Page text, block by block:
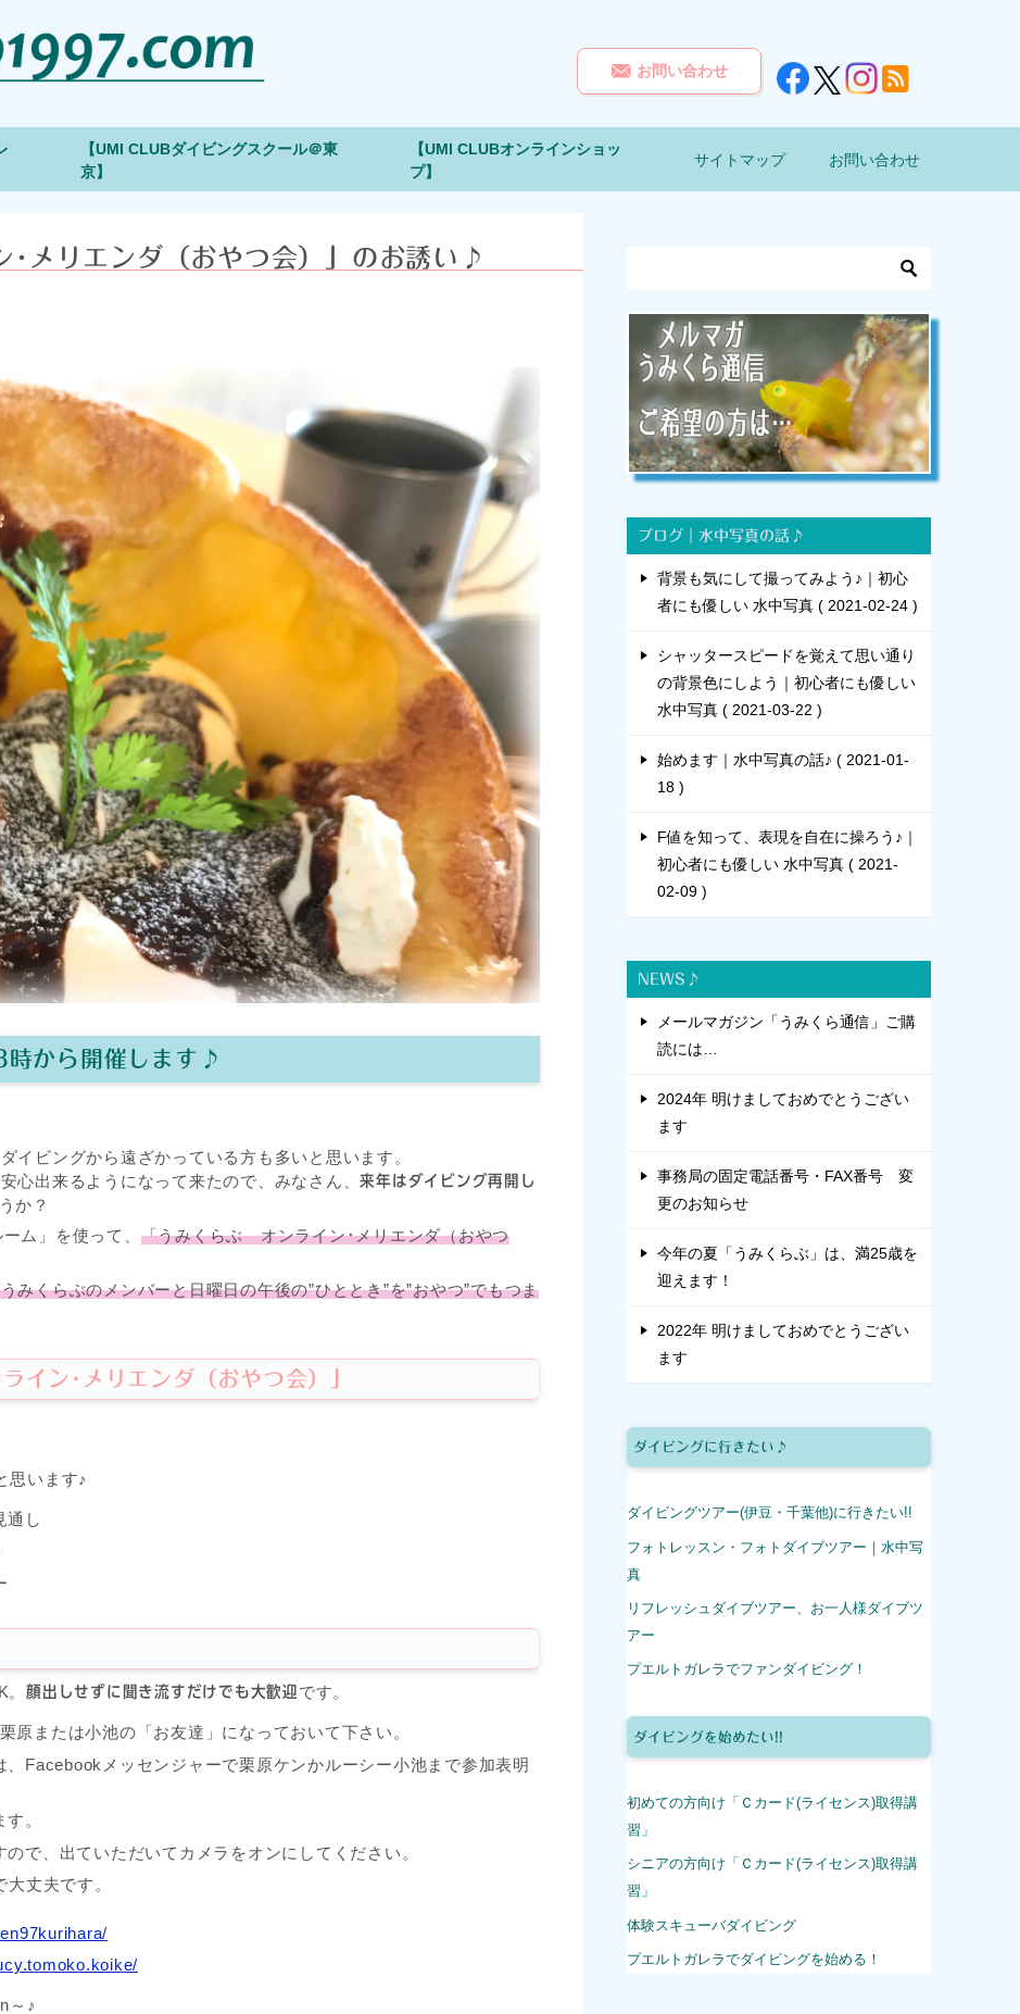
お問い合わせ
【UMI CLUBダイビングスクール＠東
京】
【UMI CLUBオンラインショッ
プ】
サイトマップ お問い合わせ
･メリエンダ（おやつ会）」のお誘い♪
から開催します♪
イビングから遠ざかっている方も多いと思います。
心出来るようになって来たので、みなさん、来年はダイビング再開し
か？
ム」を使って、 「うみくらぶ オンライン･メリエンダ（おやつ
みくらぶのメンバーと日曜日の午後の”ひととき”を”おやつ”でもつま
イン･メリエンダ（おやつ会）」
思います♪
通し
顔出しせずに聞き流すだけでも大歓迎 です。
原または小池の「お友達」になっておいて下さい。
Facebookメッセンジャーで栗原ケンかルーシー小池まで参加表明
。
で、出ていただいてカメラをオンにしてください。
丈夫です。
～♪
ブログ｜水中写真の話♪
背景も気にして撮ってみよう♪｜初心
者にも優しい 水中写真
2021-02-24
シャッタースピードを覚えて思い通り
の背景色にしよう｜初心者にも優しい
水中写真
2021-03-22
始めます｜水中写真の話♪
2021-01-
18
F値を知って、表現を自在に操ろう♪｜
初心者にも優しい 水中写真
2021-
02-09
NEWS♪
メールマガジン「うみくら通信」ご購
読には…
2024年 明けましておめでとうござい
ます
事務局の固定電話番号・FAX番号 変
更のお知らせ
今年の夏「うみくらぶ」は、満25歳を
迎えます！
2022年 明けましておめでとうござい
ます
ダイビングに行きたい♪
ダイビングツアー(伊豆・千葉他)に行きたい!!
フォトレッスン・フォトダイブツアー｜水中写
真
リフレッシュダイブツアー、お一人様ダイブツ
アー
プエルトガレラでファンダイビング！
ダイビングを始めたい!!
初めての方向け「Ｃカード(ライセンス)取得講
習」
シニアの方向け「Ｃカード(ライセンス)取得講
習」
体験スキューバダイビング
プエルトガレラでダイビングを始める！